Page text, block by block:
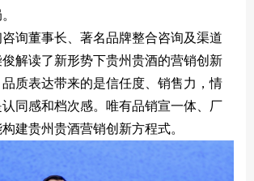
询董事长、著名品牌整合咨询及渠道
解读了新形势下贵州贵酒的营销创新
质表达带来的是信任度、销售力，情
同感和档次感。唯有品销宣一体、厂
建贵州贵酒营销创新方程式。